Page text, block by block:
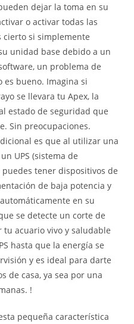
dejar la toma en su
o activar todas las
cierto si simplemente
unidad base debido a un
un problema de
es bueno. Imagina si
se llevara tu Apex, la
estado de seguridad que
Sin preocupaciones.
es que al utilizar una
UPS (sistema de
tener dispositivos de
de baja potencia y
en su
se detecte un corte de
acuario vivo y saludable
hasta que la energía se
y es ideal para darte
de casa, ya sea por una
!
pequeña característica